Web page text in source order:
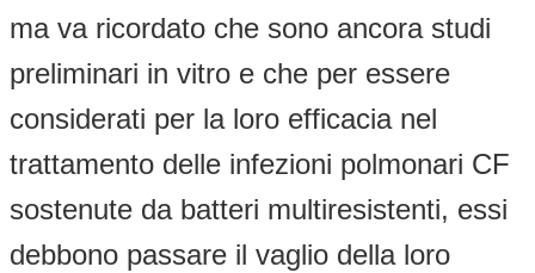
ma va ricordato che sono ancora studi
preliminari in vitro e che per essere
considerati per la loro efficacia nel
trattamento delle infezioni polmonari CF
sostenute da batteri multiresistenti, essi
debbono passare il vaglio della loro